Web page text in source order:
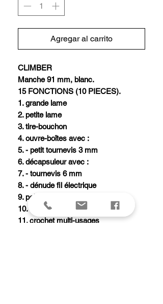
Agregar al carrito
CLIMBER
Manche 91 mm, blanc.
15 FONCTIONS (10 PIECES).
1. grande lame
2. petite lame
3. tire-bouchon
4. ouvre-boîtes avec :
5. - petit tournevis 3 mm
6. décapsuleur avec :
7. - tournevis 6 mm
8. - dénude fil électrique
9. poinçon alésoir avec :
10. - chas d'aiguille
11. crochet multi-usages